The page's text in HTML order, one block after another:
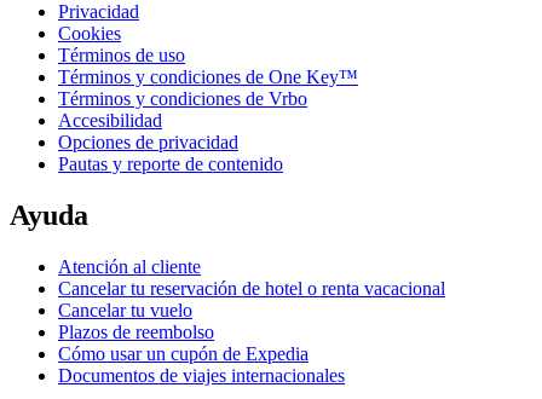
Privacidad
Cookies
Términos de uso
Términos y condiciones de One Key™
Términos y condiciones de Vrbo
Accesibilidad
Opciones de privacidad
Pautas y reporte de contenido
Ayuda
Atención al cliente
Cancelar tu reservación de hotel o renta vacacional
Cancelar tu vuelo
Plazos de reembolso
Cómo usar un cupón de Expedia
Documentos de viajes internacionales